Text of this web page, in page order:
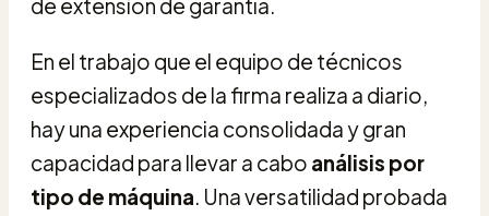
de extensión de garantía.
En el trabajo que el equipo de técnicos
especializados de la firma realiza a diario,
hay una experiencia consolidada y gran
capacidad para llevar a cabo análisis por
tipo de máquina. Una versatilidad probada